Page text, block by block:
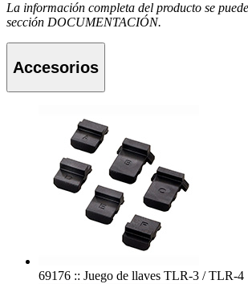
La información completa del producto se
sección DOCUMENTACIÓN.
Accesorios
69176 :: Juego de llaves TLR-3 / TLR-4